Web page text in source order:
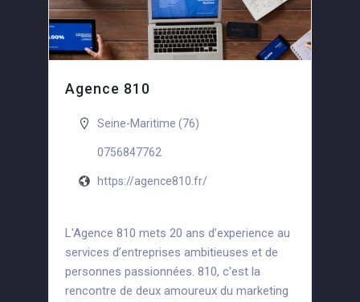
Agence 810
Seine-Maritime (76)
0756847762
https://agence810.fr/
L'Agence 810 mets 20 ans d’experience au
services d’entreprises ambitieuses et de
personnes passionnées. 810, c'est la
rencontre de deux amoureux du marketing